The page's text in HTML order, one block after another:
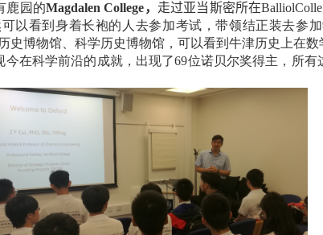
鹿园的Magdalen College， 走过亚当斯密所在
以看到身着长袍的人去参加考试，带领结正装去参
史博物馆、科学历史博物馆，可以看到牛津历史上在
在科学前沿的成就，出现了69位诺贝尔奖得主，所有